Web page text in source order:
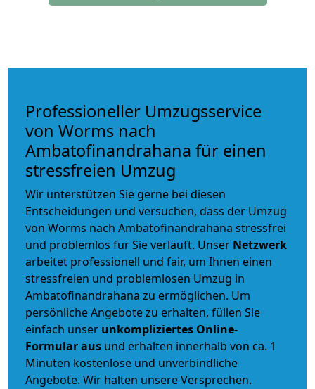
Professioneller Umzugsservice
von Worms nach
Ambatofinandrahana für einen
stressfreien Umzug
Wir unterstützen Sie gerne bei diesen
Entscheidungen und versuchen, dass der Umzug
von Worms nach Ambatofinandrahana stressfrei
und problemlos für Sie verläuft. Unser Netzwerk
arbeitet professionell und fair, um Ihnen einen
stressfreien und problemlosen Umzug in
Ambatofinandrahana zu ermöglichen. Um
persönliche Angebote zu erhalten, füllen Sie
einfach unser unkompliziertes Online-
Formular aus und erhalten innerhalb von ca. 1
Minuten kostenlose und unverbindliche
Angebote. Wir halten unsere Versprechen.